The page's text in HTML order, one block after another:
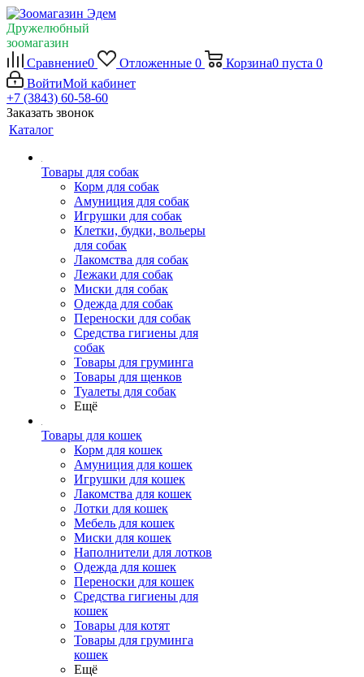
Дружелюбный
зоомагазин
Сравнение0 Отложенные 0 Корзина0 пуста 0
ВойтиМой кабинет
+7 (3843) 60-58-60
Заказать звонок
Каталог
Товары для собак
Корм для собак
Амуниция для собак
Игрушки для собак
Клетки, будки, вольеры
для собак
Лакомства для собак
Лежаки для собак
Миски для собак
Одежда для собак
Переноски для собак
Средства гигиены для
собак
Товары для груминга
Товары для щенков
Туалеты для собак
Ещё
Товары для кошек
Корм для кошек
Амуниция для кошек
Игрушки для кошек
Лакомства для кошек
Лотки для кошек
Мебель для кошек
Миски для кошек
Наполнители для лотков
Одежда для кошек
Переноски для кошек
Средства гигиены для
кошек
Товары для котят
Товары для груминга
кошек
Ещё